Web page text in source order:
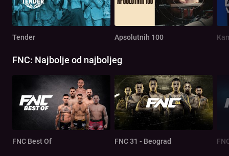
Tender Apsolutnih 100
FNC: Najbolje od najboljeg
FNC Best Of FNC 31 - Beograd